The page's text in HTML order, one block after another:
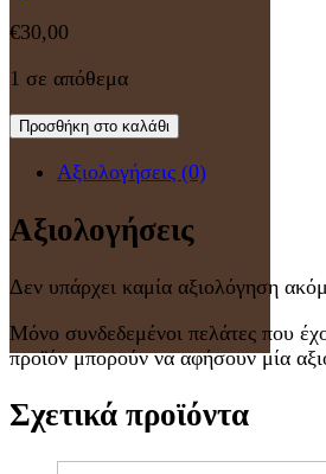
€30,00
1 σε απόθεμα
Προσθήκη στο καλάθι
Αξιολογήσεις (0)
Αξιολογήσεις
Δεν υπάρχει καμία αξιολόγηση
Μόνο συνδεδεμένοι πελάτες που
προϊόν μπορούν να αφήσουν μία
Σχετικά προϊόντα